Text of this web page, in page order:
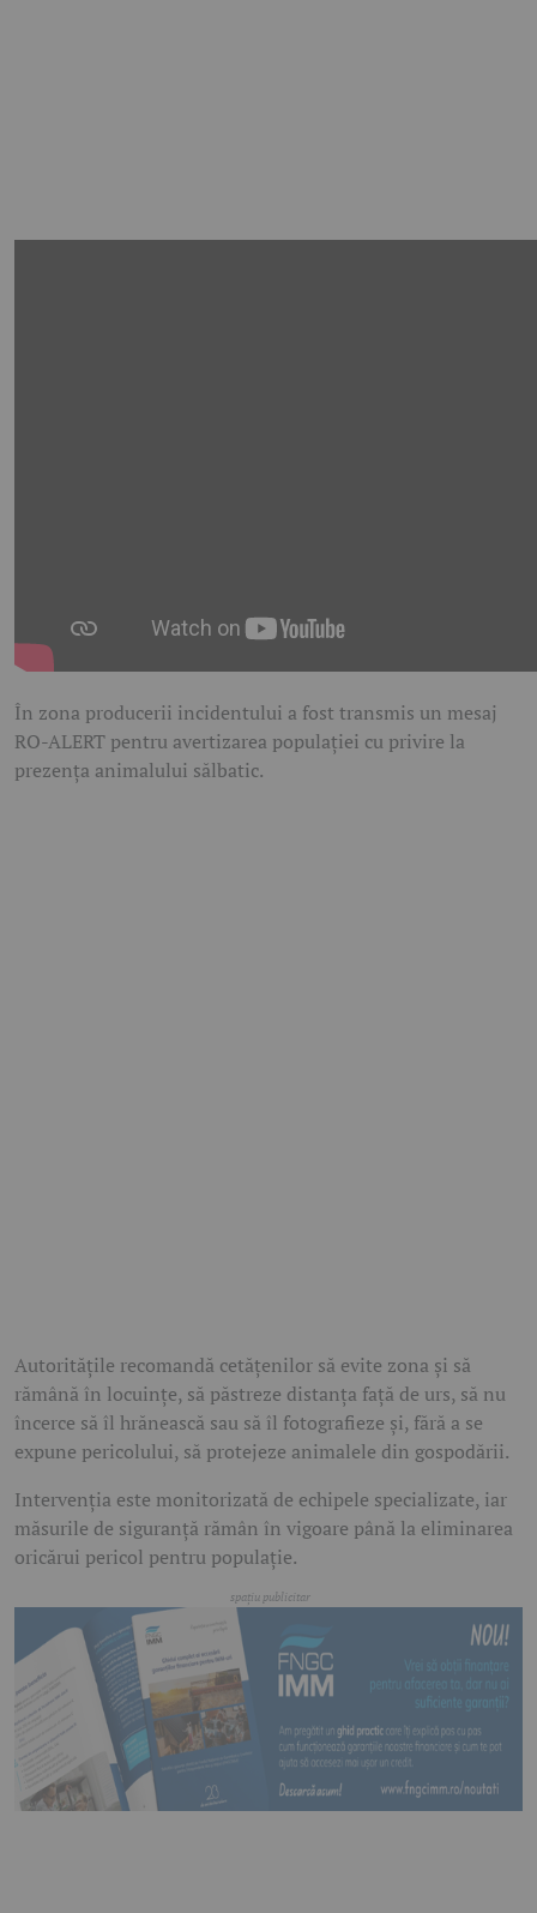
În zona producerii incidentului a fost transmis un mesaj
RO-ALERT pentru avertizarea populației cu privire la
prezența animalului sălbatic.
Autoritățile recomandă cetățenilor să evite zona și să
rămână în locuințe, să păstreze distanța față de urs, să nu
încerce să îl hrănească sau să îl fotografieze și, fără a se
expune pericolului, să protejeze animalele din gospodării.
Intervenția este monitorizată de echipele specializate, iar
măsurile de siguranță rămân în vigoare până la eliminarea
oricărui pericol pentru populație.